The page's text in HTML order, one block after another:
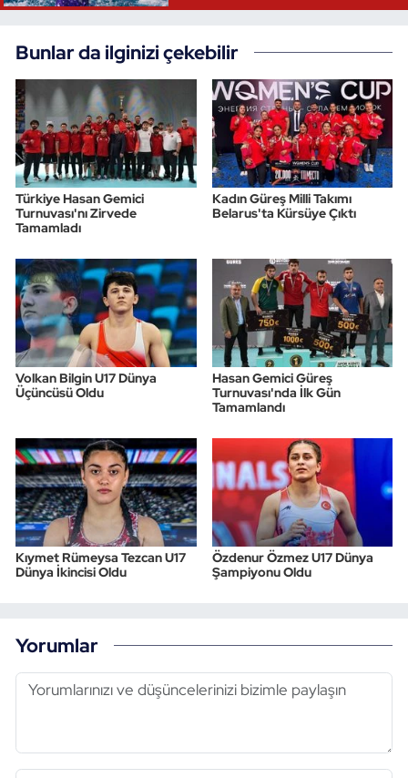
Bunlar da ilginizi çekebilir
Türkiye Hasan Gemici
Turnuvası'nı Zirvede
Tamamladı
Kadın Güreş Milli Takımı
Belarus'ta Kürsüye Çıktı
Volkan Bilgin U17 Dünya
Üçüncüsü Oldu
Hasan Gemici Güreş
Turnuvası'nda İlk Gün
Tamamlandı
Kıymet Rümeysa Tezcan U17
Dünya İkincisi Oldu
Özdenur Özmez U17 Dünya
Şampiyonu Oldu
Yorumlar